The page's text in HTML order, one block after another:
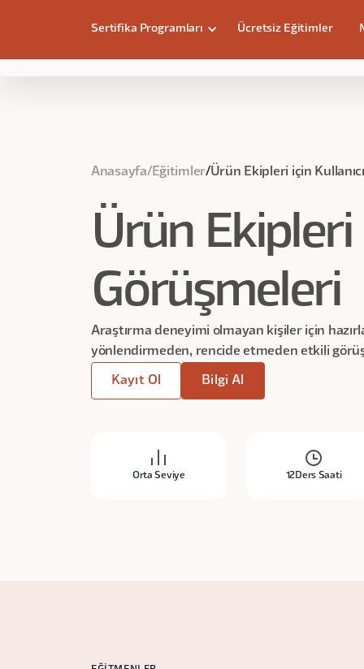
Ürün Ekipleri için Kullanıcı
Sertifika Programları Ücretsiz Eğitimler
Anasayfa/ Eğitimler/Ürün Ekipleri için
Ürün Ekipleri
Görüşmeleri
Araştırma deneyimi olmayan kişiler için
yönlendirmeden, rencide etmeden etkili
Kayıt Ol Bilgi Al
Orta Seviye 12Ders Saati